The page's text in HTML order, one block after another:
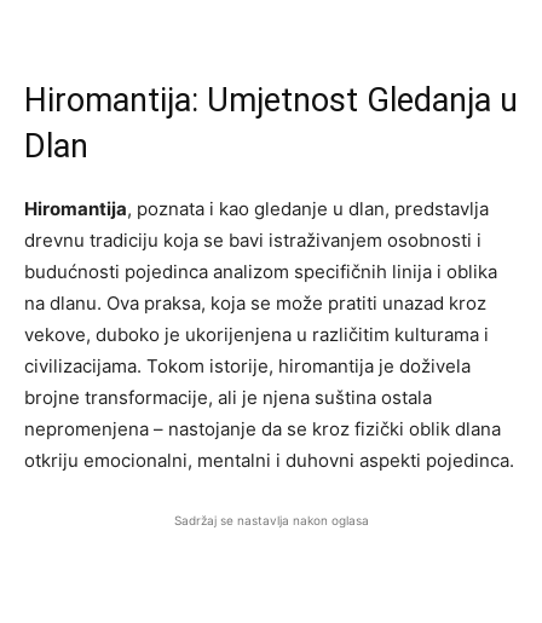
Hiromantija: Umjetnost Gledanja u
Dlan
Hiromantija, poznata i kao gledanje u dlan, predstavlja
drevnu tradiciju koja se bavi istraživanjem osobnosti i
budućnosti pojedinca analizom specifičnih linija i oblika
na dlanu. Ova praksa, koja se može pratiti unazad kroz
vekove, duboko je ukorijenjena u različitim kulturama i
civilizacijama. Tokom istorije, hiromantija je doživela
brojne transformacije, ali je njena suština ostala
nepromenjena – nastojanje da se kroz fizički oblik dlana
otkriju emocionalni, mentalni i duhovni aspekti pojedinca.
Sadržaj se nastavlja nakon oglasa